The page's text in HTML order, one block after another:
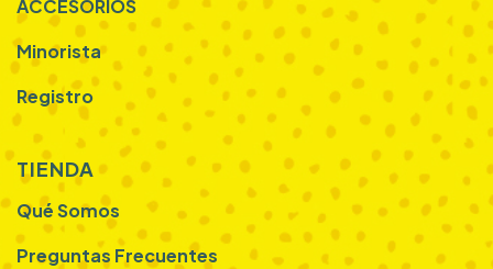
ACCESORIOS
Minorista
Registro
TIENDA
Qué Somos
Preguntas Frecuentes